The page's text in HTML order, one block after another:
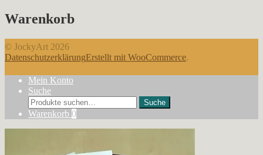
Warenkorb
© JockyArt 2026
DatenschutzerklärungErstellt mit WooCommerce.
Mein Konto
Suche
Suche
nach:
Suche
Warenkorb 0